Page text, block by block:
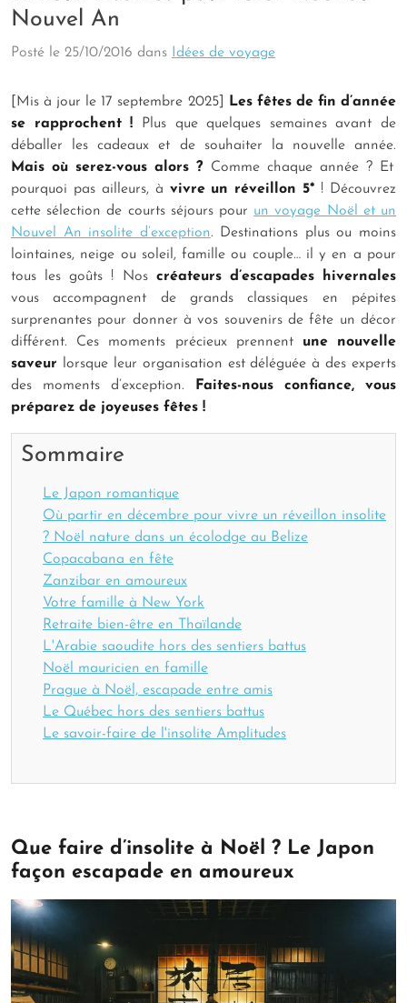
Nouvel An
Posté le 25/10/2016 dans Idées de voyage
[Mis à jour le 17 septembre 2025]
Les fêtes de fin d’année
se rapprochent ! Plus que quelques semaines avant de
déballer les cadeaux et de souhaiter la nouvelle année.
Mais où serez-vous alors ? Comme chaque année ? Et
pourquoi pas ailleurs, à vivre un réveillon 5* ! Découvrez
cette sélection de courts séjours pour un voyage Noël et un
Nouvel An insolite d’exception. Destinations plus ou moins
lointaines, neige ou soleil, famille ou couple… il y en a pour
tous les goûts ! Nos créateurs d’escapades hivernales
vous accompagnent de grands classiques en pépites
surprenantes pour donner à vos souvenirs de fête un décor
différent. Ces moments précieux prennent une nouvelle
saveur
lorsque leur organisation est déléguée à des experts
des moments d’exception.
Faites-nous confiance, vous
préparez de joyeuses fêtes !
Sommaire
Le Japon romantique
Où partir en décembre pour vivre un réveillon insolite
? Noël nature dans un écolodge au Belize
Copacabana en fête
Zanzibar en amoureux
Votre famille à New York
Retraite bien-être en Thaïlande
L'Arabie saoudite hors des sentiers battus
Noël mauricien en famille
Prague à Noël, escapade entre amis
Le Québec hors des sentiers battus
Le savoir-faire de l'insolite Amplitudes
Que faire d’insolite à Noël ? Le Japon
façon escapade en amoureux